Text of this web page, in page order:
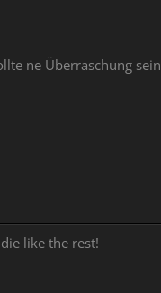
ne Überraschung sein
like the rest!